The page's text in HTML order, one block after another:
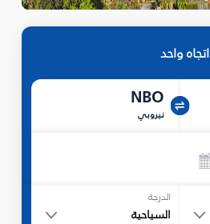
اتجاه واحد
NBO
نيروبي
الدرجة
السياحية